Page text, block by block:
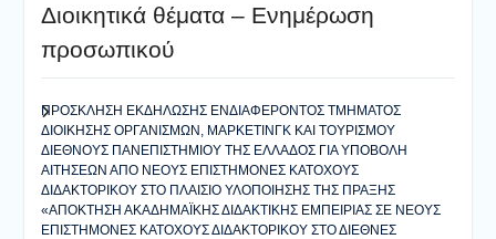
Διοικητικά θέματα – Ενημέρωση
προσωπικού
ΠΡΟΣΚΛΗΣΗ ΕΚΔΗΛΩΣΗΣ ΕΝΔΙΑΦΕΡΟΝΤΟΣ ΤΜΗΜΑΤΟΣ
ΔΙΟΙΚΗΣΗΣ ΟΡΓΑΝΙΣΜΩΝ, ΜΑΡΚΕΤΙΝΓΚ ΚΑΙ ΤΟΥΡΙΣΜΟΥ
ΔΙΕΘΝΟΥΣ ΠΑΝΕΠΙΣΤΗΜΙΟΥ ΤΗΣ ΕΛΛΑΔΟΣ ΓΙΑ ΥΠΟΒΟΛΗ
ΑΙΤΗΣΕΩΝ ΑΠΟ ΝΕΟΥΣ ΕΠΙΣΤΗΜΟΝΕΣ ΚΑΤΟΧΟΥΣ
ΔΙΔΑΚΤΟΡΙΚΟΥ ΣΤΟ ΠΛΑΙΣΙΟ ΥΛΟΠΟΙΗΣΗΣ ΤΗΣ ΠΡΑΞΗΣ
«ΑΠΟΚΤΗΣΗ ΑΚΑΔΗΜΑΪΚΗΣ ΔΙΔΑΚΤΙΚΗΣ ΕΜΠΕΙΡΙΑΣ ΣΕ ΝΕΟΥΣ
ΕΠΙΣΤΗΜΟΝΕΣ ΚΑΤΟΧΟΥΣ ΔΙΔΑΚΤΟΡΙΚΟΥ ΣΤΟ ΔΙΕΘΝΕΣ